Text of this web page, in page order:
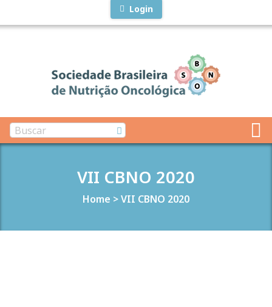
Login
VII CBNO 2020
Home >VII CBNO 2020